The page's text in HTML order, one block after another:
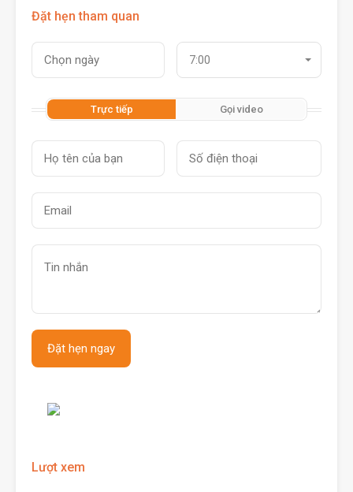
Đặt hẹn tham quan
7:00
Trực tiếp Gọi video
Lượt xem